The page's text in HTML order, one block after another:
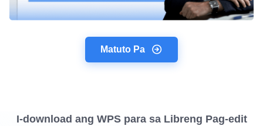
Matuto Pa
I-download ang WPS para sa Libreng Pag-edit